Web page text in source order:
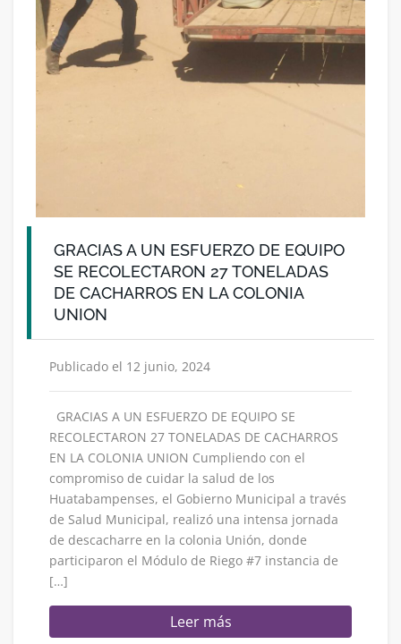
GRACIAS A UN ESFUERZO DE EQUIPO
SE RECOLECTARON 27 TONELADAS
DE CACHARROS EN LA COLONIA
UNION
Publicado el 12 junio, 2024
GRACIAS A UN ESFUERZO DE EQUIPO SE
RECOLECTARON 27 TONELADAS DE CACHARROS
EN LA COLONIA UNION Cumpliendo con el
compromiso de cuidar la salud de los
Huatabampenses, el Gobierno Municipal a través
de Salud Municipal, realizó una intensa jornada
de descacharre en la colonia Unión, donde
participaron el Módulo de Riego #7 instancia de
[…]
Leer más